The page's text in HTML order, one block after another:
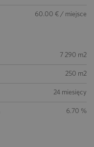
60.00 € / miejsce
7 290 m2
250 m2
24 miesięcy
6.70 %